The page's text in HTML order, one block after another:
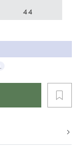
44